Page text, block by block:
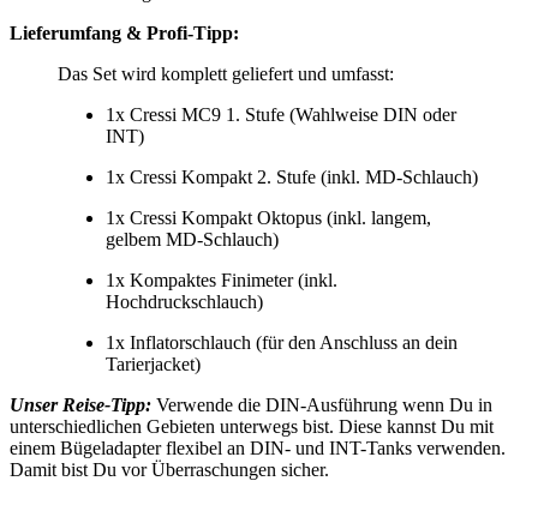
Lieferumfang & Profi-Tipp:
Das Set wird komplett geliefert und umfasst:
1x Cressi MC9 1. Stufe (Wahlweise DIN oder
INT)
1x Cressi Kompakt 2. Stufe (inkl. MD-Schlauch)
1x Cressi Kompakt Oktopus (inkl. langem,
gelbem MD-Schlauch)
1x Kompaktes Finimeter (inkl.
Hochdruckschlauch)
1x Inflatorschlauch (für den Anschluss an dein
Tarierjacket)
Unser Reise-Tipp: Verwende die DIN-Ausführung wenn Du in
unterschiedlichen Gebieten unterwegs bist. Diese kannst Du mit
einem Bügeladapter flexibel an DIN- und INT-Tanks verwenden.
Damit bist Du vor Überraschungen sicher.